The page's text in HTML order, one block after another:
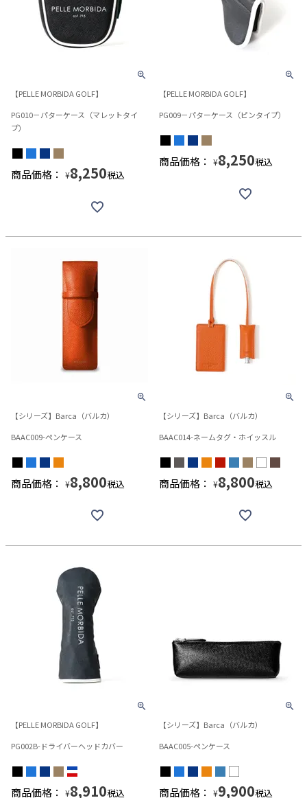
【PELLE MORBIDA GOLF】
PG010－パターケース（マレットタイ
プ）
商品価格： ¥8,250税込
【PELLE MORBIDA GOLF】
PG009－パターケース（ピンタイプ）
商品価格： ¥8,250税込
【シリーズ】Barca（バルカ）
BAAC009-ペンケース
商品価格： ¥8,800税込
【シリーズ】Barca（バルカ）
BAAC014-ネームタグ・ホイッスル
商品価格： ¥8,800税込
【PELLE MORBIDA GOLF】
PG002B-ドライバーヘッドカバー
商品価格： ¥8,910税込
【シリーズ】Barca（バルカ）
BAAC005-ペンケース
商品価格： ¥9,900税込